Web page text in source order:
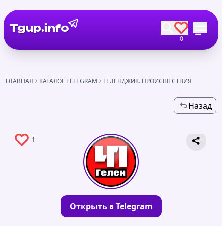
Tgup.info
0
ГЛАВНАЯ КАТАЛОГ TELEGRAM ГЕЛЕНДЖИК. ПРОИСШЕСТВИЯ
Назад
1
Открыть в Telegram